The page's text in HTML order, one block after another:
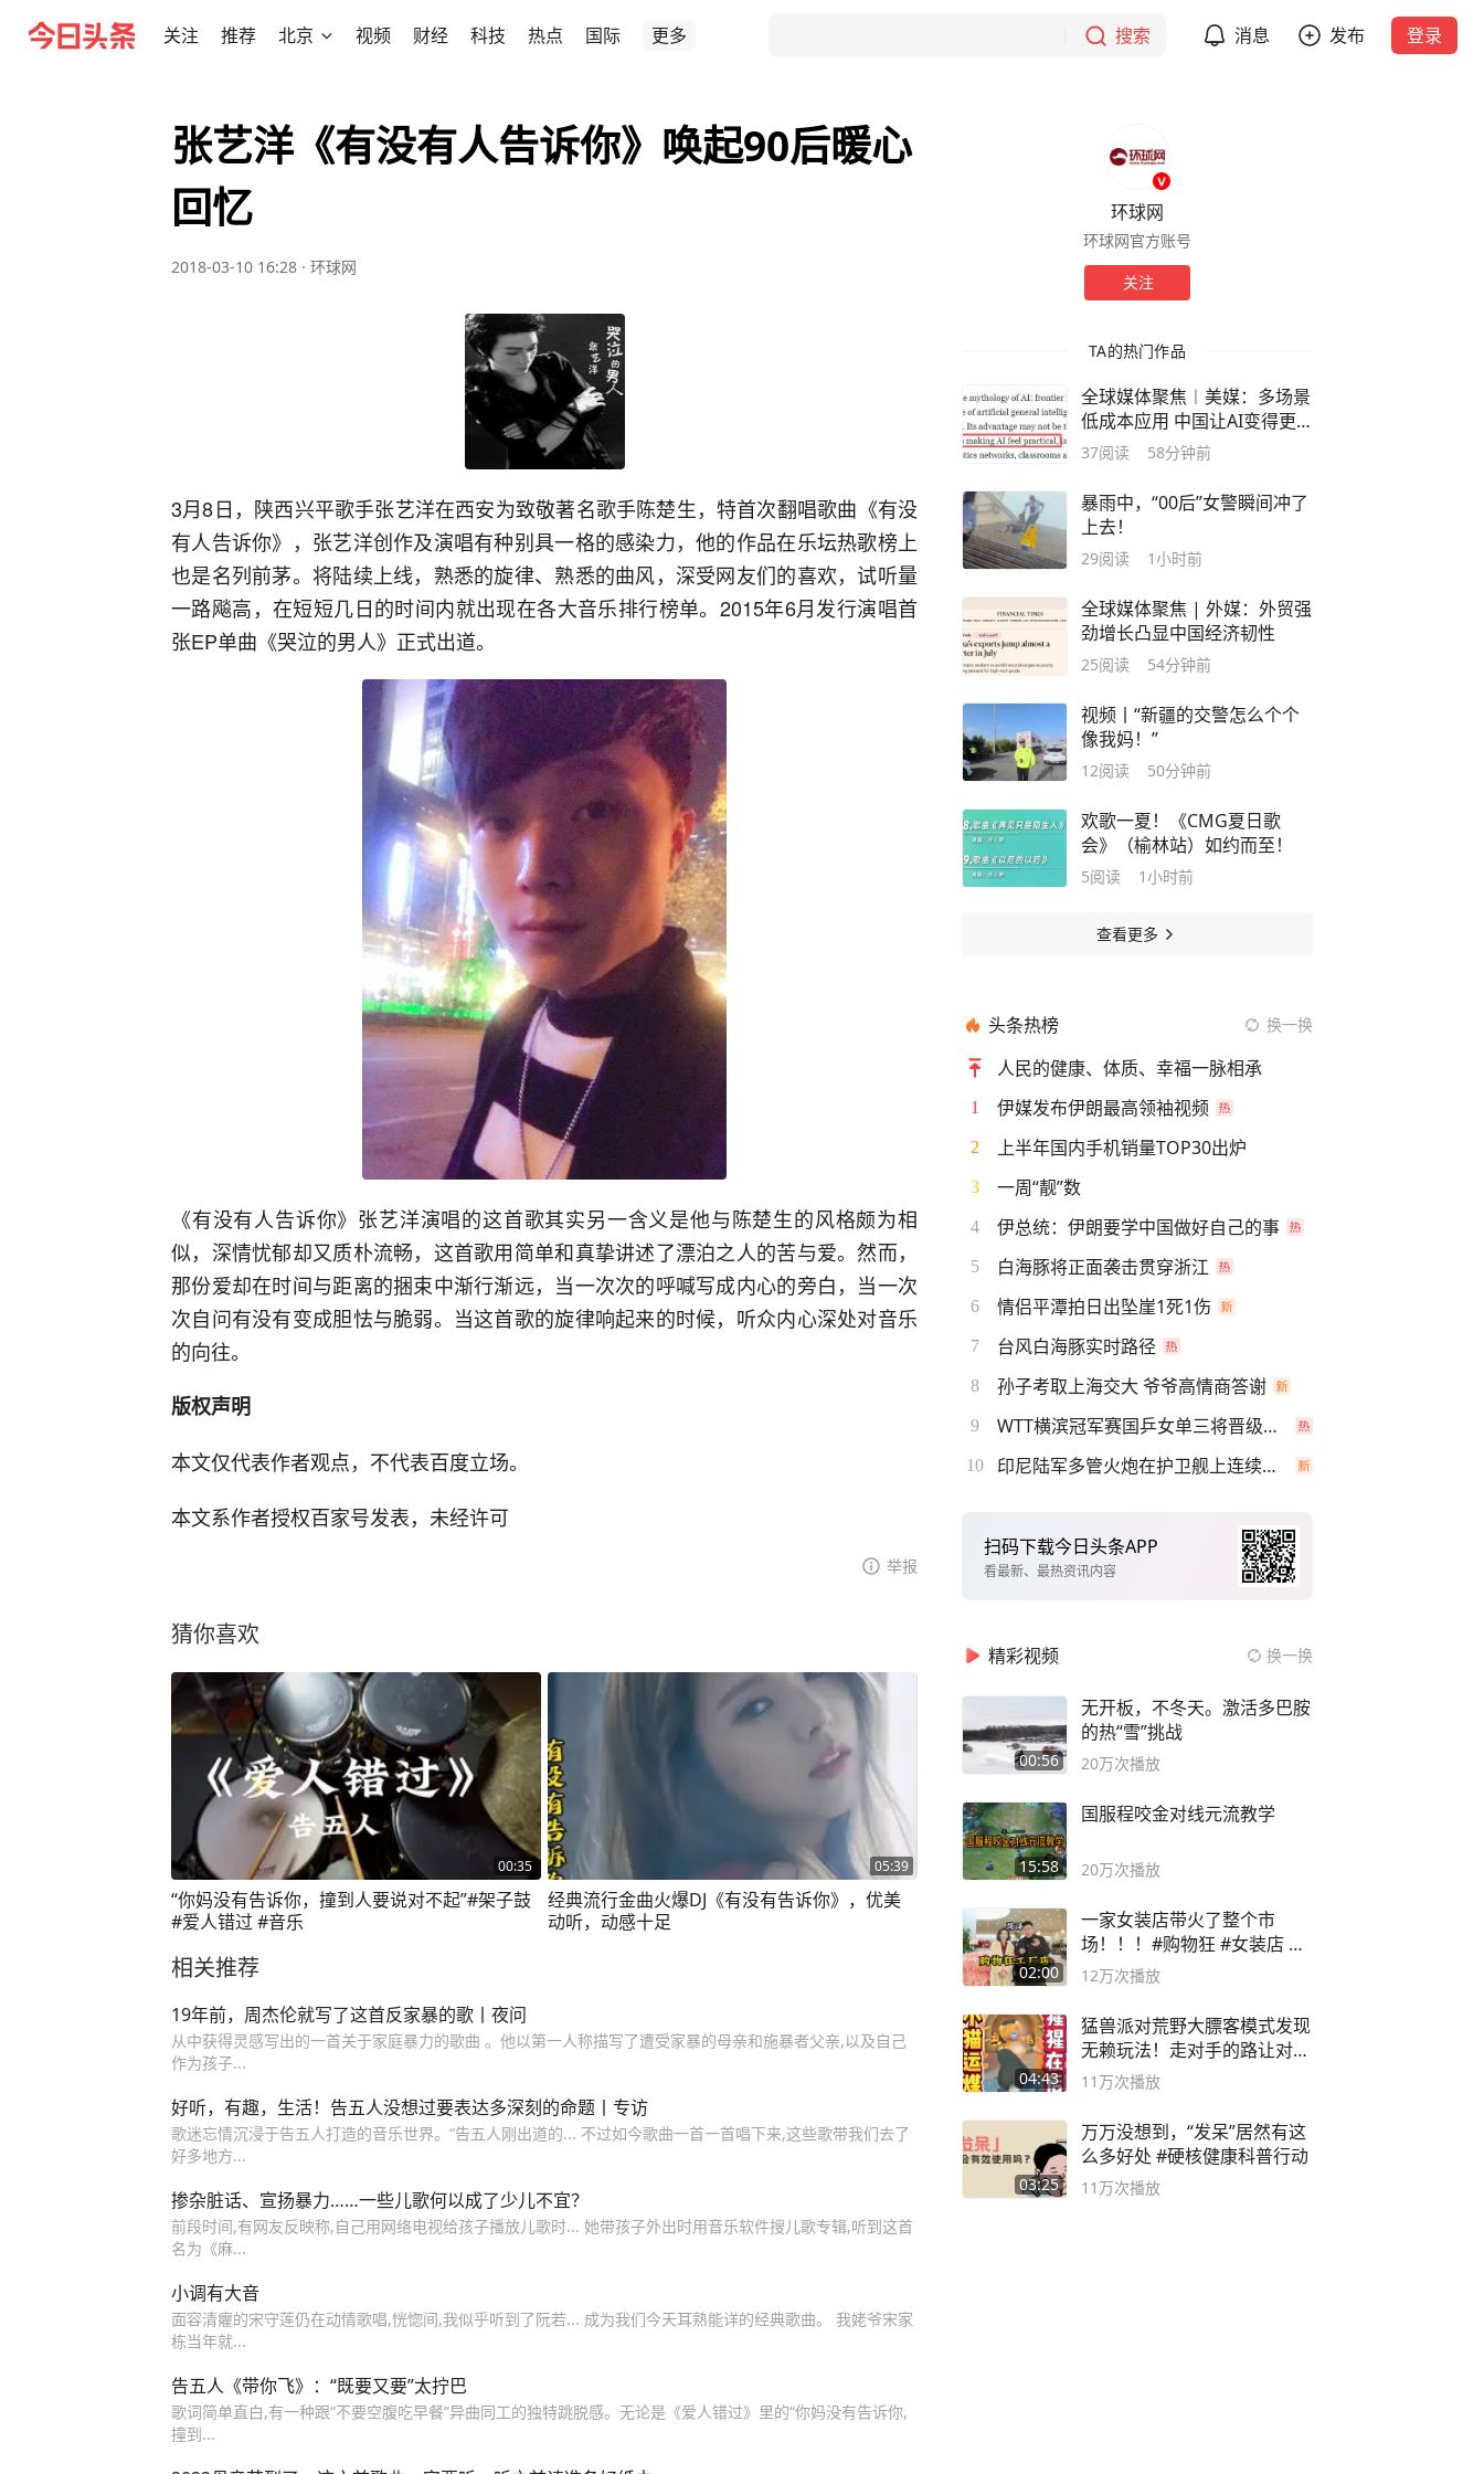
关注 推荐 北京 视频 财经 科技 热点 国际 更多 搜索 消息 发布 登录
张艺洋《有没有人告诉你》唤起90后暖心
回忆
2018-03-10 16:28 · 环球网
3月8日，陕西兴平歌手张艺洋在西安为致敬著名歌手陈楚生，特首次翻唱歌曲《有没
有人告诉你》，张艺洋创作及演唱有种别具一格的感染力，他的作品在乐坛热歌榜上
也是名列前茅。将陆续上线，熟悉的旋律、熟悉的曲风，深受网友们的喜欢，试听量
一路飚高，在短短几日的时间内就出现在各大音乐排行榜单。2015年6月发行演唱首
张EP单曲《哭泣的男人》正式出道。
《有没有人告诉你》张艺洋演唱的这首歌其实另一含义是他与陈楚生的风格颇为相
似，深情忧郁却又质朴流畅，这首歌用简单和真挚讲述了漂泊之人的苦与爱。然而，
那份爱却在时间与距离的捆束中渐行渐远，当一次次的呼喊写成内心的旁白，当一次
次自问有没有变成胆怯与脆弱。当这首歌的旋律响起来的时候，听众内心深处对音乐
的向往。
版权声明
本文仅代表作者观点，不代表百度立场。
本文系作者授权百家号发表，未经许可
举报
猜你喜欢
00:35
“你妈没有告诉你，撞到人要说对不起”#架子鼓
#爱人错过 #音乐
05:39
经典流行金曲火爆DJ《有没有告诉你》，优美
动听，动感十足
相关推荐
19年前，周杰伦就写了这首反家暴的歌丨夜问
从中获得灵感写出的一首关于家庭暴力的歌曲 。他以第一人称描写了遭受家暴的母亲和施暴者父亲,以及自己
作为孩子...
好听，有趣，生活！告五人没想过要表达多深刻的命题丨专访
歌迷忘情沉浸于告五人打造的音乐世界。“告五人刚出道的... 不过如今歌曲一首一首唱下来,这些歌带我们去了
好多地方...
掺杂脏话、宣扬暴力……一些儿歌何以成了少儿不宜？
前段时间,有网友反映称,自己用网络电视给孩子播放儿歌时... 她带孩子外出时用音乐软件搜儿歌专辑,听到这首
名为《麻...
小调有大音
面容清癯的宋守莲仍在动情歌唱,恍惚间,我似乎听到了阮若... 成为我们今天耳熟能详的经典歌曲。 我姥爷宋家
栋当年就...
告五人《带你飞》：“既要又要”太拧巴
歌词简单直白,有一种跟“不要空腹吃早餐”异曲同工的独特跳脱感。无论是《爱人错过》里的“你妈没有告诉你,
撞到...
环球网
环球网官方账号
关注
TA的热门作品
全球媒体聚焦︱美媒：多场景
低成本应用 中国让AI变得更
具实用价值
37阅读 58分钟前
暴雨中，“00后”女警瞬间冲了
上去！
29阅读 1小时前
全球媒体聚焦 | 外媒：外贸强
劲增长凸显中国经济韧性
25阅读 54分钟前
视频丨“新疆的交警怎么个个
像我妈！”
12阅读 50分钟前
欢歌一夏！《CMG夏日歌
会》（榆林站）如约而至！
5阅读 1小时前
查看更多
头条热榜 换一换
人民的健康、体质、幸福一脉相承
1 伊媒发布伊朗最高领袖视频
2 上半年国内手机销量TOP30出炉
3 一周“靓”数
4 伊总统：伊朗要学中国做好自己的事
5 白海豚将正面袭击贯穿浙江
6 情侣平潭拍日出坠崖1死1伤
7 台风白海豚实时路径
8 孙子考取上海交大 爷爷高情商答谢
9 WTT横滨冠军赛国乒女单三将晋级四强
10 印尼陆军多管火炮在护卫舰上连续开火
扫码下载今日头条APP
看最新、最热资讯内容
精彩视频 换一换
00:56
无开板，不冬天。激活多巴胺
的热“雪”挑战
20万次播放
15:58
国服程咬金对线元流教学
20万次播放
02:00
一家女装店带火了整个市
场！！！#购物狂 #女装店 #
高品质女装
12万次播放
04:43
猛兽派对荒野大膘客模式发现
无赖玩法！走对手的路让对手
无路可走
11万次播放
03:25
万万没想到，“发呆”居然有这
么多好处 #硬核健康科普行动
11万次播放